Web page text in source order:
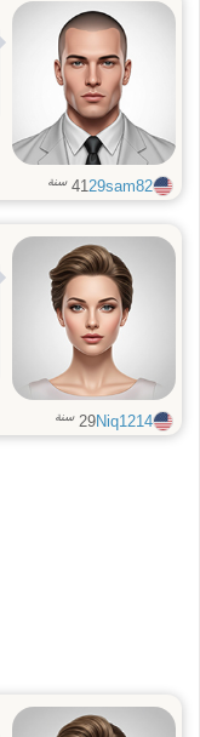
29sam82
41 سنة
Niq1214
29 سنة